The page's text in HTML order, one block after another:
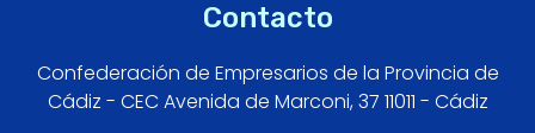
Contacto
Confederación de Empresarios de la Provincia de
Cádiz - CEC Avenida de Marconi, 37 11011 - Cádiz